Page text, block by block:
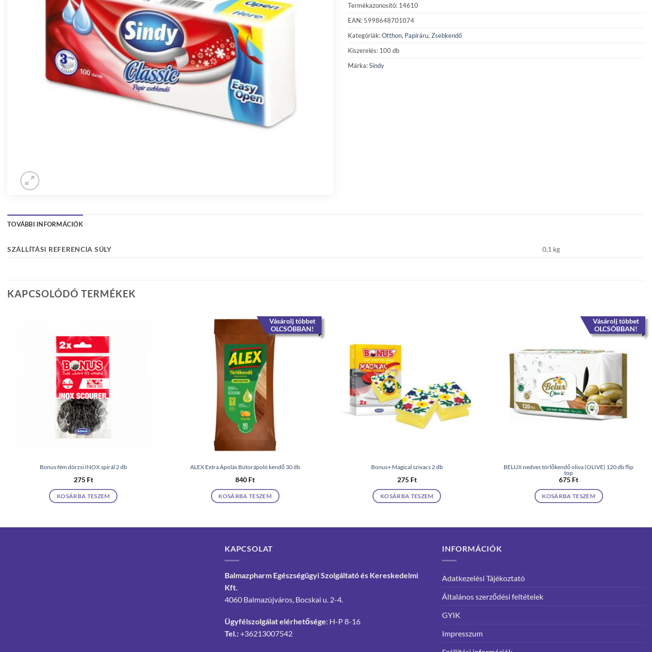
Termékazonosító: 14610
EAN: 5998648701074
Kategóriák:Otthon, Papíráru, Zsebkendő
Kiszerelés: 100 db
Márka:Sindy
TOVÁBBI INFORMÁCIÓK
SZÁLLÍTÁSI REFERENCIA SÚLY 0,1 kg
KAPCSOLÓDÓ TERMÉKEK
Bonus fém dörzsi INOX spirál 2 db
275 Ft
KOSÁRBA TESZEM
Vásárolj többet
OLCSÓBBAN!
ALEX Extra Ápolás Bútorápoló kendő 30 db
840 Ft
KOSÁRBA TESZEM
Bonus+ Magical szivacs 2 db
275 Ft
KOSÁRBA TESZEM
Vásárolj többet
OLCSÓBBAN!
BELUX nedves törlőkendő oliva (OLIVE) 120 db flip
top
675 Ft
KOSÁRBA TESZEM
KAPCSOLAT
Balmazpharm Egészségügyi Szolgáltató és Kereskedelmi
Kft.
4060 Balmazújváros, Bocskai u. 2-4.
Ügyfélszolgálat elérhetősége: H-P 8-16
Tel.:+36213007542
INFORMÁCIÓK
Adatkezelési Tájékoztató
Általános szerződési feltételek
GYIK
Impresszum